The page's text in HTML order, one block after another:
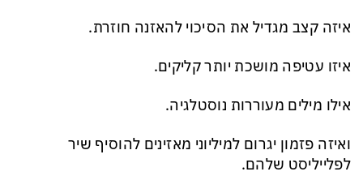
איזה קצב מגדיל את הסיכוי להאזנה חוזרת.
איזו עטיפה מושכת יותר קליקים.
אילו מילים מעוררות נוסטלגיה.
ואיזה פזמון יגרום למיליוני מאזינים להוסיף שיר
לפלייליסט שלהם.